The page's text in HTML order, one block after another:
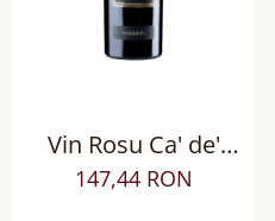
Vin Rosu Ca' de'
Rocchi Montere
Valpolicella Ripasso
147,44 RON